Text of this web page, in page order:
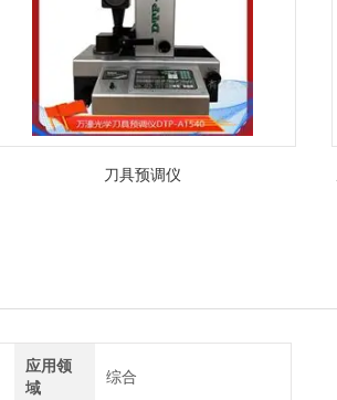
刀具预调仪
应用领
域
综合